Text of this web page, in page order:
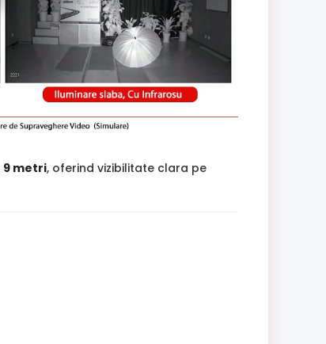
9 metri, oferind vizibilitate clara pe